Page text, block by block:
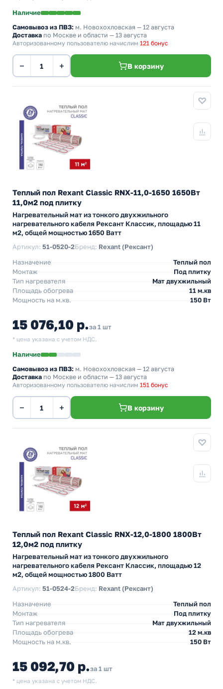
Наличие
Самовывоз из ПВЗ: м. Новохохловская — 12 августа
Доставка по Москве и области — 13 августа
Авторизованному пользователю начислим 121 бонус
− + В корзину
Теплый пол Rexant Classic RNX-11,0-1650 1650Вт
11,0м2 под плитку
Нагревательный мат из тонкого двухжильного
нагревательного кабеля Рексант Классик, площадью 11
м2, общей мощностью 1650 Ватт
Артикул: 51-0520-2Бренд: Rexant (Рексант)
Назначение
Теплый пол
Монтаж
Под плитку
Тип нагревателя
Мат двухжильный
Площадь обогрева
11 м.кв
Мощность на м.кв.
150 Вт
15 076,10 р.за 1 шт
* цена указана с учетом НДС.
Наличие
Самовывоз из ПВЗ: м. Новохохловская — 12 августа
Доставка по Москве и области — 13 августа
Авторизованному пользователю начислим 151 бонус
− + В корзину
Теплый пол Rexant Classic RNX-12,0-1800 1800Вт
12,0м2 под плитку
Нагревательный мат из тонкого двухжильного
нагревательного кабеля Рексант Классик, площадью 12
м2, общей мощностью 1800 Ватт
Артикул: 51-0524-2Бренд: Rexant (Рексант)
Назначение
Теплый пол
Монтаж
Под плитку
Тип нагревателя
Мат двухжильный
Площадь обогрева
12 м.кв
Мощность на м.кв.
150 Вт
15 092,70 р.за 1 шт
* цена указана с учетом НДС.